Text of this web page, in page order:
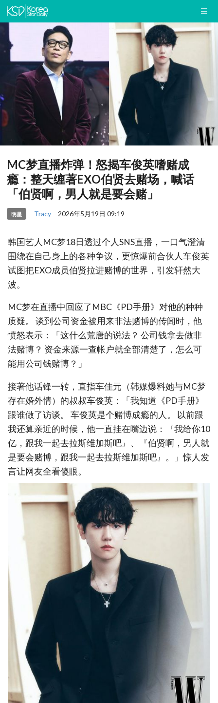
MC梦直播炸弹！怒揭车俊英嗜赌成
瘾：整天缠著EXO伯贤去赌场，喊话
「伯贤啊，男人就是要会赌」
明星 Tracy 2026年5月19日 09:19
韩国艺人MC梦18日透过个人SNS直播，一口气澄清
围绕在自己身上的各种争议，更惊爆前合伙人车俊英
试图把EXO成员伯贤拉进赌博的世界，引发轩然大
波。
MC梦在直播中回应了MBC《PD手册》对他的种种
质疑。 谈到公司资金被用来非法赌博的传闻时，他
愤怒表示：「这什么荒唐的说法？ 公司钱拿去做非
法赌博？ 资金来源一查帐户就全部清楚了，怎么可
能用公司钱赌博？」
接著他话锋一转，直指车佳元（韩媒爆料她与MC梦
存在婚外情）的叔叔车俊英：「我知道《PD手册》
跟谁做了访谈。 车俊英是个赌博成瘾的人。 以前跟
我还算亲近的时候，他一直挂在嘴边说：『我给你10
亿，跟我一起去拉斯维加斯吧』、『伯贤啊，男人就
是要会赌博，跟我一起去拉斯维加斯吧』。」惊人发
言让网友全看傻眼。